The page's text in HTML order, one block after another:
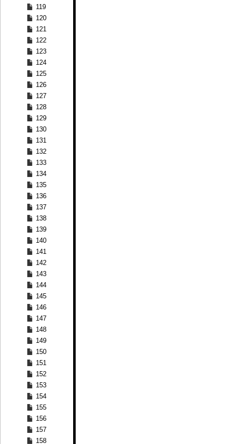
119
120
121
122
123
124
125
126
127
128
129
130
131
132
133
134
135
136
137
138
139
140
141
142
143
144
145
146
147
148
149
150
151
152
153
154
155
156
157
158